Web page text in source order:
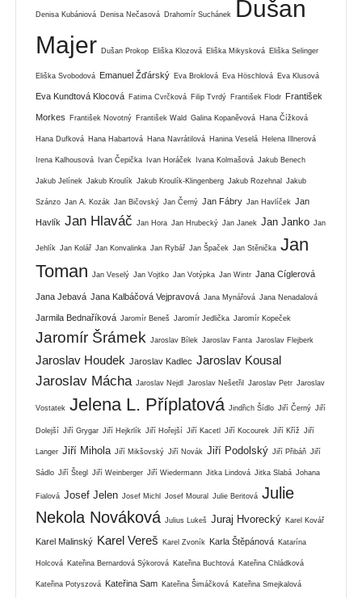
Denisa Kubániová Denisa Nečasová Drahomír Suchánek
Dušan
Majer Dušan Prokop Eliška Klozová Eliška Mikysková Eliška Selinger
Eliška Svobodová Emanuel Žďárský Eva Broklová Eva Höschlová Eva Klusová
Eva Kundtová Klocová Fatima Cvrčková Filip Tvrdý František Flodr František
Morkes František Novotný František Wald Galina Kopaněvová Hana Čížková
Hana Dufková Hana Habartová Hana Navrátilová Hanina Veselá Helena Illnerová
Irena Kalhousová Ivan Čepička Ivan Horáček Ivana Kolmašová Jakub Benech
Jakub Jelínek Jakub Kroulík Jakub Kroulík-Klingenberg Jakub Rozehnal Jakub
Szánzo Jan A. Kozák Jan Bičovský Jan Černý Jan Fábry Jan Havlíček Jan
Havlík Jan Hlaváč Jan Hora Jan Hrubecký Jan Janek Jan Janko Jan
Jehlík Jan Kolář Jan Konvalinka Jan Rybář Jan Špaček Jan Stěnička Jan
Toman
Jan Veselý Jan Vojtko Jan Votýpka Jan Wintr Jana Cíglerová
Jana Jebavá Jana Kalbáčová Vejpravová Jana Mynářová Jana Nenadalová
Jarmila Bednaříková Jaromír Beneš Jaromír Jedlička Jaromír Kopeček
Jaromír Šrámek Jaroslav Bílek Jaroslav Fanta Jaroslav Flejberk
Jaroslav Houdek Jaroslav Kadlec Jaroslav Kousal
Jaroslav Mácha Jaroslav Nejdl Jaroslav Nešetřil Jaroslav Petr Jaroslav
Vostatek Jelena L. Příplatová Jindřich Šídlo Jiří Černý Jiří
Dolejší Jiří Grygar Jiří Hejkrlík Jiří Hořejší Jiří Kacetl Jiří Kocourek Jiří Kříž Jiří
Langer Jiří Mihola Jiří Mikšovský Jiří Novák Jiří Podolský Jiří Přibáň Jiří
Sádlo Jiří Štegl Jiří Weinberger Jiří Wiedermann Jitka Lindová Jitka Slabá Johana
Fialová Josef Jelen Josef Michl Josef Moural Julie Beritová Julie
Nekola Nováková Julius Lukeš Juraj Hvorecký Karel Kovář
Karel Malinský Karel Vereš Karel Zvoník Karla Štěpánová Katarína
Holcová Kateřina Bernardová Sýkorová Kateřina Buchtová Kateřina Chládková
Kateřina Potyszová Kateřina Sam Kateřina Šimáčková Kateřina Smejkalová